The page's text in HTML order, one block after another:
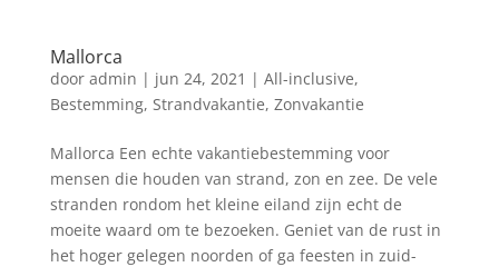
Mallorca
door admin | jun 24, 2021 | All-inclusive,
Bestemming, Strandvakantie, Zonvakantie
Mallorca Een echte vakantiebestemming voor
mensen die houden van strand, zon en zee. De vele
stranden rondom het kleine eiland zijn echt de
moeite waard om te bezoeken. Geniet van de rust in
het hoger gelegen noorden of ga feesten in zuid-